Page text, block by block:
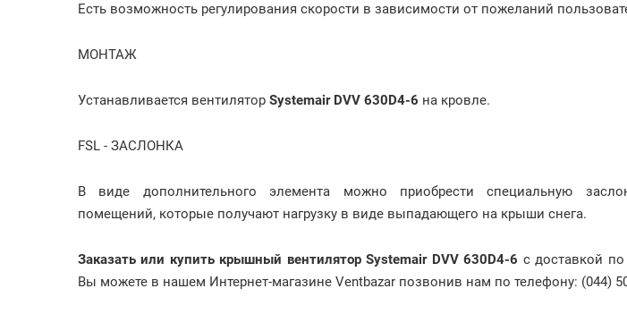
Есть возможность регулирования скорости в зависимости от пожеланий
МОНТАЖ
Устанавливается вентилятор Systemair DVV 630D4-6 на кровле.
FSL - ЗАСЛОНКА
В виде дополнительного элемента можно приобрести специальную
помещений, которые получают нагрузку в виде выпадающего на крыши снега.
Заказать или купить крышный вентилятор Systemair DVV 630D4-6 с доставкой по
Вы можете в нашем Интернет-магазине Ventbazar позвонив нам по телефону: (044)